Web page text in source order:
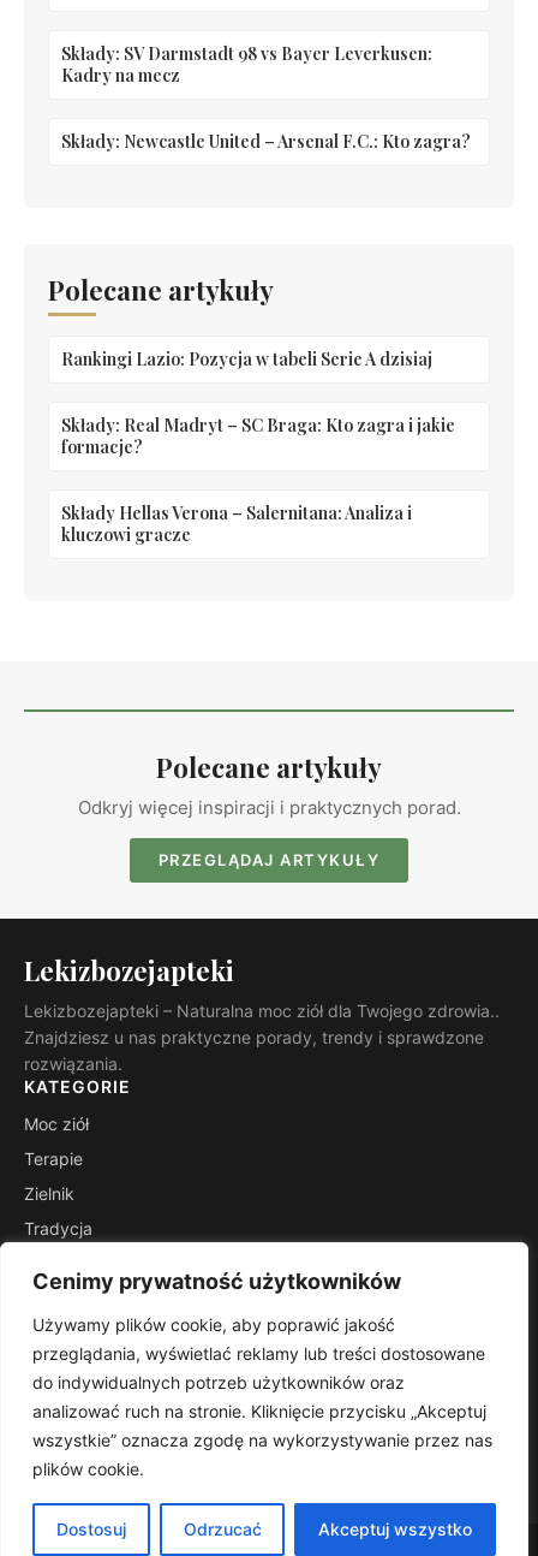
Cenimy prywatność użytkowników
Używamy plików cookie, aby poprawić jakość
przeglądania, wyświetlać reklamy lub treści dostosowane
do indywidualnych potrzeb użytkowników oraz
analizować ruch na stronie. Kliknięcie przycisku „Akceptuj
wszystkie” oznacza zgodę na wykorzystywanie przez nas
plików cookie.
Dostosuj Odrzucać Akceptuj wszystko
Składy: SV Darmstadt 98 vs Bayer Leverkusen:
Kadry na mecz
Składy: Newcastle United – Arsenal F.C.: Kto zagra?
Polecane artykuły
Rankingi Lazio: Pozycja w tabeli Serie A dzisiaj
Składy: Real Madryt – SC Braga: Kto zagra i jakie
formacje?
Składy Hellas Verona – Salernitana: Analiza i
kluczowi gracze
Polecane artykuły
Odkryj więcej inspiracji i praktycznych porad.
PRZEGLĄDAJ ARTYKUŁY
Lekizbozejapteki
Lekizbozejapteki – Naturalna moc ziół dla Twojego zdrowia..
Znajdziesz u nas praktyczne porady, trendy i sprawdzone
rozwiązania.
KATEGORIE
Moc ziół
Terapie
Zielnik
Tradycja
INFORMACJE
Kontakt
Mapa witryny
Polityka prywatności
RSS
© 2026 Lekizbozejapteki. Wszelkie prawa zastrzeżone.